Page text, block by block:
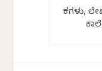
ಕವಿಗಳು,